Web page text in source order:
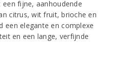
fijne, aanhoudende
citrus, wit fruit, brioche en
een elegante en complexe
en een lange, verfijnde